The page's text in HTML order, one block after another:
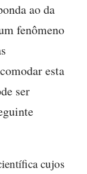
ao da
fenômeno
esta
ser
cujos